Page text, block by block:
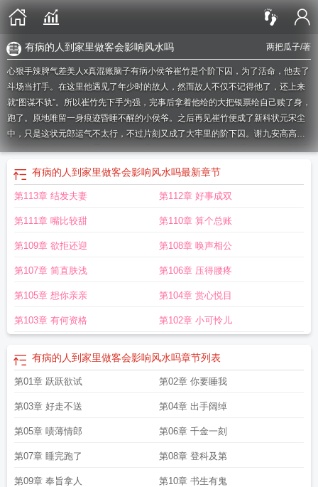
两把瓜子/著
有病的人到家里做客会影响风水吗
心狠手辣脾气差美人x真混账脑子有病小侯爷崔竹是个阶下囚，为了活命，他去了
斗场当打手。在这里他遇见了年少时的故人，然而故人不仅不记得他了，还上来
就“图谋不轨”。所以崔竹先下手为强，完事后拿着他给的大把银票给自己赎了身，
跑了。原地唯留一身痕迹昏睡不醒的小侯爷。之后再见崔竹便成了新科状元宋尘
中，只是这状元郎运气不太行，不过片刻又成了大牢里的阶下囚。谢九安高高在
上在牢门外睨着他，伸手拍了拍他被弄脏的脸:“想出来吗？”“求我。”谢九安嘴角咧
出一个满含恶意的笑，一字一句。再后来，外族入侵，守将谢饮身死，谢九安要
赶赴战场，却被崔竹一脚踹翻在地。崔竹把他摁在地上揍了一顿，问他冷静了
么。“谢九安，别疯。”谢九安愠怒地盯着他，神情阴郁，许久不开口。崔竹拍了拍
九安笑得阴森，一把扯下他，片刻崔竹的脖颈就带了血。缱绻柔情不适合他们，
侵占征服才是。有病的英文 有病就去治的图片有病假条单位可以不批假吗
鹅肉吗 有病的心情经典句子 有病治病没病后面是什么有病没病
工资吗无病身受之是什么意思 有病是什么意思有病不治常得中医什么意思
两相随格中如去病有病的他by姜的 有病怎么治 有病吧有病吧用英语怎么
说有病病受之有病的拼音有病方为贵有病表情包有病得治图片有病吧是骂
人吗 有病的英语怎么读 有病图片防风通圣
有病的人到家里做客会影响风水吗最新章节
第113章 结发夫妻 第112章 好事成双
第111章 嘴比较甜 第110章 算个总账
第109章 欲拒还迎 第108章 唤声相公
第107章 简直肤浅 第106章 压得腰疼
第105章 想你亲亲 第104章 赏心悦目
第103章 有何资格 第102章 小可怜儿
有病的人到家里做客会影响风水吗章节列表
第01章 跃跃欲试 第02章 你要睡我
第03章 好走不送 第04章 出手阔绰
第05章 啧薄情郎 第06章 千金一刻
第07章 睡完跑了 第08章 登科及第
第09章 奉旨拿人 第10章 书生有鬼